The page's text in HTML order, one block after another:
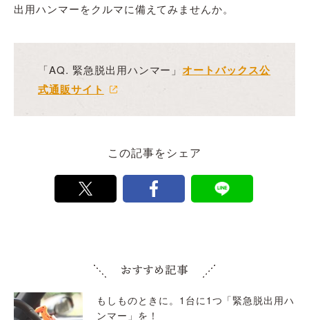
出用ハンマーをクルマに備えてみませんか。
「AQ. 緊急脱出用ハンマー」オートバックス公
式通販サイト
この記事をシェア
もしものときに。1台に1つ「緊急脱出用ハ
ンマー」を！